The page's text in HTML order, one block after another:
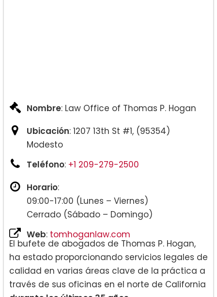
Nombre: Law Office of Thomas P. Hogan
Ubicación: 1207 13th St #1, (95354)
Modesto
Teléfono: +1 209-279-2500
Horario:
09:00-17:00 (Lunes – Viernes)
Cerrado (Sábado – Domingo)
Web: tomhoganlaw.com
El bufete de abogados de Thomas P. Hogan,
ha estado proporcionando servicios legales de
calidad en varias áreas clave de la práctica a
través de sus oficinas en el norte de California